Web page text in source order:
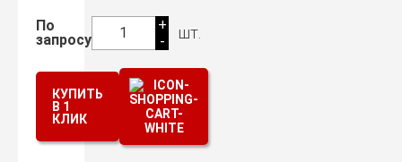
По
запросу
1
+
-
шт.
КУПИТЬ
В 1
КЛИК